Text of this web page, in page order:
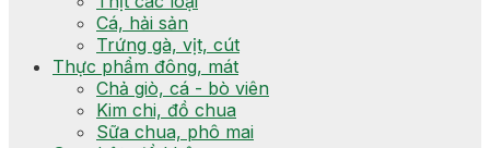
Cá, hải sản
Trứng gà, vịt, cút
Thực phẩm đông, mát
Chả giò, cá - bò viên
Kim chi, đồ chua
Sữa chua, phô mai